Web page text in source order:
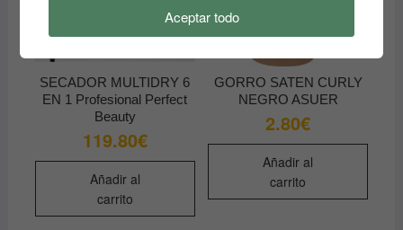
SECADOR MULTIDRY 6
EN 1 Profesional Perfect
Beauty
119.80€
Añadir al
carrito
GORRO SATEN CURLY
NEGRO ASUER
2.80€
Añadir al
carrito
Aceptar todo